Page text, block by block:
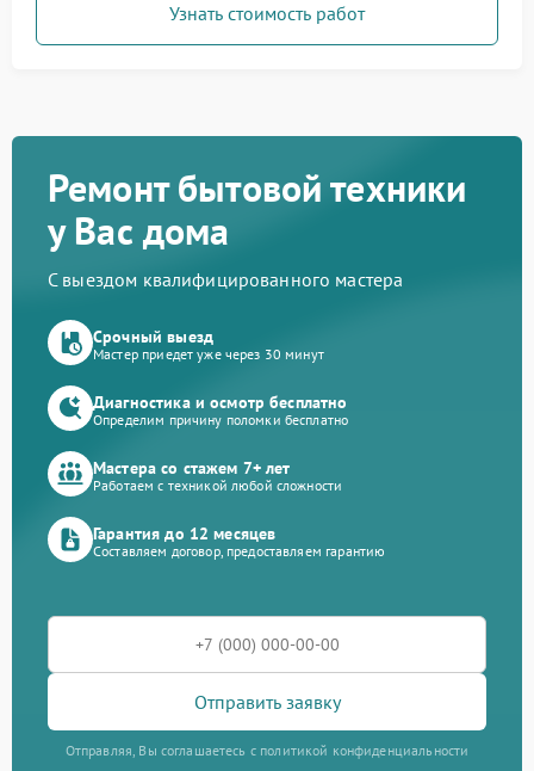
Узнать стоимость работ
Ремонт бытовой техники
у Вас дома
С выездом квалифицированного мастера
Срочный выезд
Мастер приедет уже через 30 минут
Диагностика и осмотр бесплатно
Определим причину поломки бесплатно
Мастера со стажем 7+ лет
Работаем с техникой любой сложности
Гарантия до 12 месяцев
Составляем договор, предоставляем гарантию
Отправить заявку
Отправляя, Вы соглашаетесь с политикой конфиденциальности